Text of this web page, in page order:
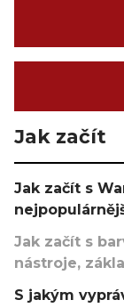
Jak začít
Jak začít s
Jak začít s
nástroje,
S jakým